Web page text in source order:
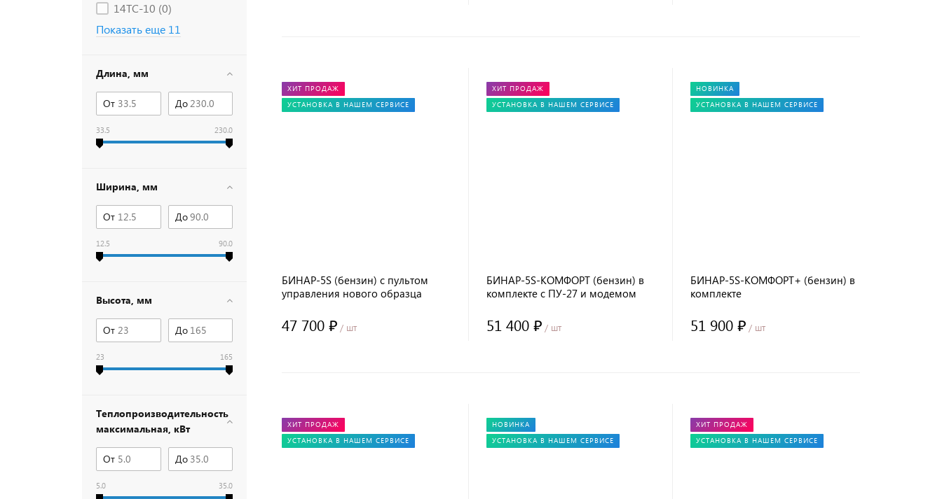
14ТС-10 (0)
Показать еще 11
Длина, мм
От До
33.5 230.0
Ширина, мм
От До
12.5 90.0
Высота, мм
От До
23 165
Теплопроизводительность
максимальная, кВт
От До
5.0 35.0
ХИТ ПРОДАЖ
УСТАНОВКА В НАШЕМ СЕРВИСЕ
БИНАР-5S (бензин) с пультом
управления нового образца
47 700 ₽ / шт
ХИТ ПРОДАЖ
УСТАНОВКА В НАШЕМ СЕРВИСЕ
БИНАР-5S-КОМФОРТ (бензин) в
комплекте с ПУ-27 и модемом
51 400 ₽/ шт
НОВИНКА
УСТАНОВКА В НАШЕМ СЕРВИСЕ
БИНАР-5S-КОМФОРТ+ (бензин) в
комплекте
51 900 ₽ / шт
ХИТ ПРОДАЖ
УСТАНОВКА В НАШЕМ СЕРВИСЕ
НОВИНКА
УСТАНОВКА В НАШЕМ СЕРВИСЕ
ХИТ ПРОДАЖ
УСТАНОВКА В НАШЕМ СЕРВИСЕ